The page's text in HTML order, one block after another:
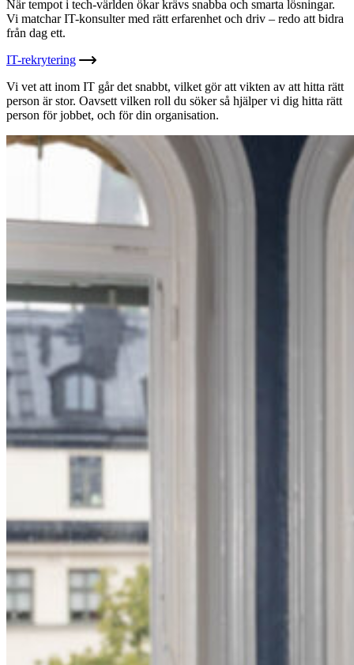
När tempot i tech-världen ökar krävs snabba och smarta lösningar.
Vi matchar IT-konsulter med rätt erfarenhet och driv – redo att bidra
från dag ett.
IT-rekrytering
Vi vet att inom IT går det snabbt, vilket gör att vikten av att hitta rätt
person är stor. Oavsett vilken roll du söker så hjälper vi dig hitta rätt
person för jobbet, och för din organisation.